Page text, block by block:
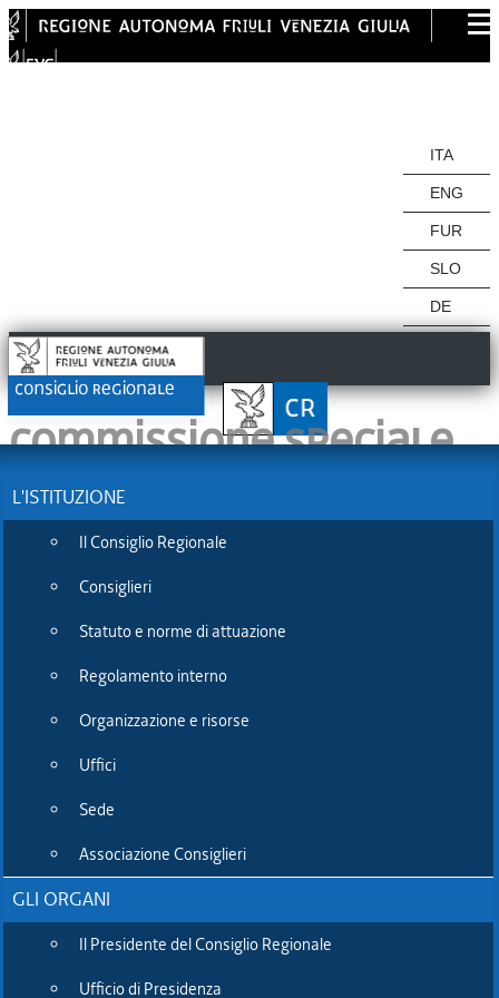
ITA
ENG
FUR
SLO
DE
L'ISTITUZIONE
Il Consiglio Regionale
Consiglieri
Statuto e norme di attuazione
Regolamento interno
Organizzazione e risorse
Uffici
Sede
Associazione Consiglieri
GLI ORGANI
Il Presidente del Consiglio Regionale
Ufficio di Presidenza
Commissione speciale
riordino Province:
prime audizioni (1)
Commissione speciale
riordino Province: prime
audizioni (1)
21.08.2012
16:36
decisioni le può prendere solo il Consiglio regionale e che non